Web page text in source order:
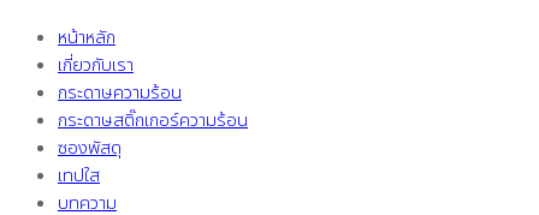
หน้าหลัก
เกี่ยวกับเรา
กระดาษความร้อน
กระดาษสติ๊กเกอร์ความร้อน
ซองพัสดุ
เทปใส
บทความ